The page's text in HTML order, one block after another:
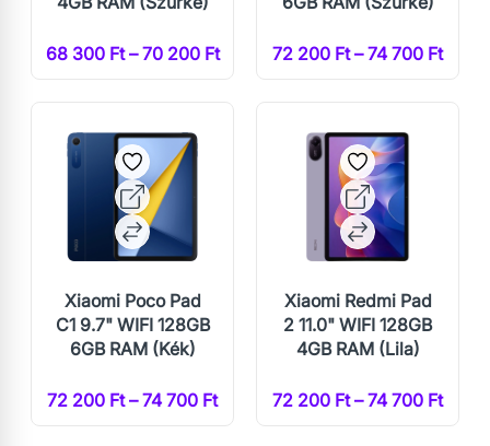
68 300 Ft – 70 200 Ft 72 200 Ft – 74 700 Ft
Xiaomi Poco Pad
C1 9.7" WIFI 128GB
6GB RAM (Kék)
72 200 Ft – 74 700 Ft
Xiaomi Redmi Pad
2 11.0" WIFI 128GB
4GB RAM (Lila)
72 200 Ft – 74 700 Ft